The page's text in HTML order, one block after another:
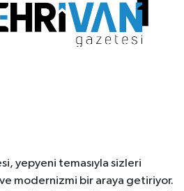
yepyeni temasıyla sizleri
modernizmi bir araya getiriyor.